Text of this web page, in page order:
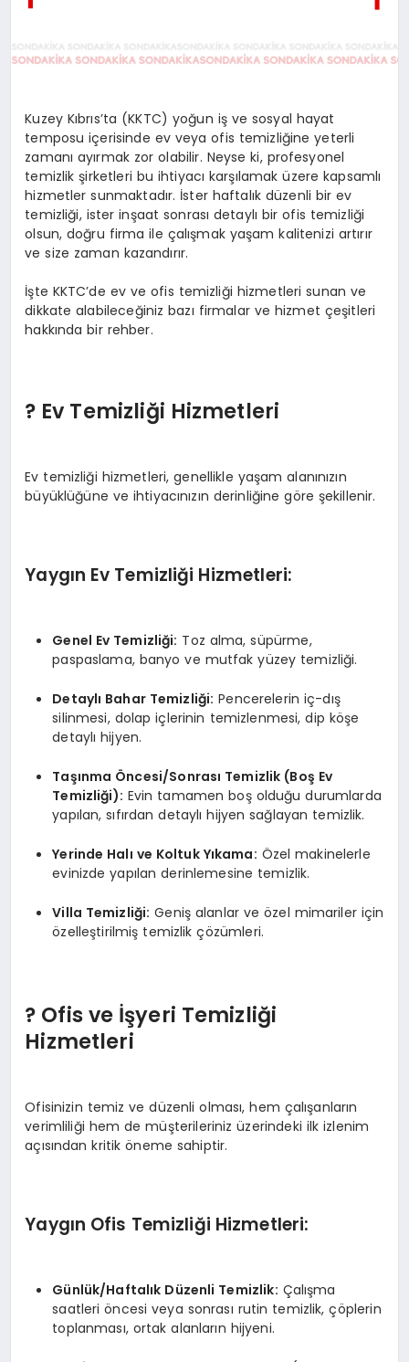
Kuzey Kıbrıs’ta (KKTC) yoğun iş ve sosyal hayat
temposu içerisinde ev veya ofis temizliğine yeterli
zamanı ayırmak zor olabilir. Neyse ki, profesyonel
temizlik şirketleri bu ihtiyacı karşılamak üzere kapsamlı
hizmetler sunmaktadır. İster haftalık düzenli bir ev
temizliği, ister inşaat sonrası detaylı bir ofis temizliği
olsun, doğru firma ile çalışmak yaşam kalitenizi artırır
ve size zaman kazandırır.
İşte KKTC’de ev ve ofis temizliği hizmetleri sunan ve
dikkate alabileceğiniz bazı firmalar ve hizmet çeşitleri
hakkında bir rehber.
? Ev Temizliği Hizmetleri
Ev temizliği hizmetleri, genellikle yaşam alanınızın
büyüklüğüne ve ihtiyacınızın derinliğine göre şekillenir.
Yaygın Ev Temizliği Hizmetleri:
Genel Ev Temizliği: Toz alma, süpürme,
paspaslama, banyo ve mutfak yüzey temizliği.
Detaylı Bahar Temizliği: Pencerelerin iç-dış
silinmesi, dolap içlerinin temizlenmesi, dip köşe
detaylı hijyen.
Taşınma Öncesi/Sonrası Temizlik (Boş Ev
Temizliği): Evin tamamen boş olduğu durumlarda
yapılan, sıfırdan detaylı hijyen sağlayan temizlik.
Yerinde Halı ve Koltuk Yıkama: Özel makinelerle
evinizde yapılan derinlemesine temizlik.
Villa Temizliği: Geniş alanlar ve özel mimariler için
özelleştirilmiş temizlik çözümleri.
? Ofis ve İşyeri Temizliği
Hizmetleri
Ofisinizin temiz ve düzenli olması, hem çalışanların
verimliliği hem de müşterileriniz üzerindeki ilk izlenim
açısından kritik öneme sahiptir.
Yaygın Ofis Temizliği Hizmetleri:
Günlük/Haftalık Düzenli Temizlik: Çalışma
saatleri öncesi veya sonrası rutin temizlik, çöplerin
toplanması, ortak alanların hijyeni.